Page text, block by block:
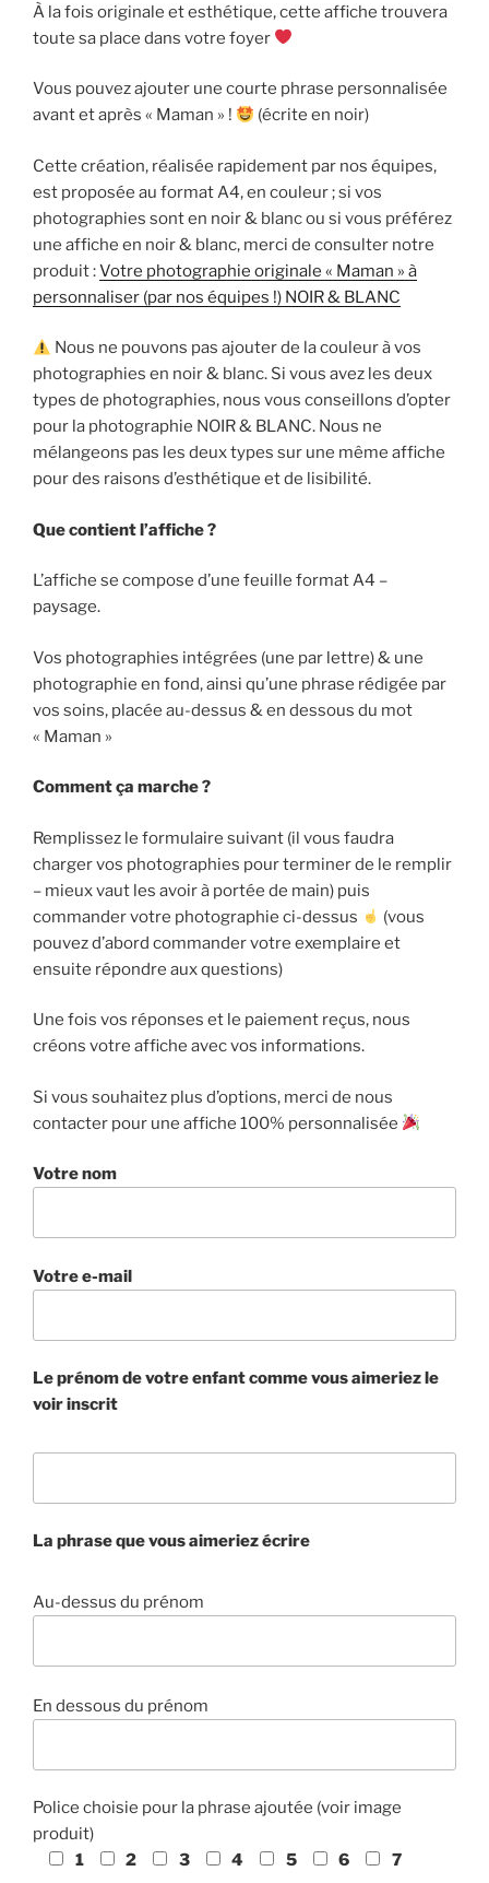
COULEUR
À la fois originale et esthétique, cette affiche trouvera
toute sa place dans votre foyer
Vous pouvez ajouter une courte phrase personnalisée
avant et après « Maman » !
(écrite en noir)
Cette création, réalisée rapidement par nos équipes,
est proposée au format A4, en couleur ; si vos
photographies sont en noir & blanc ou si vous préférez
une affiche en noir & blanc, merci de consulter notre
produit :Votre photographie originale « Maman » à
personnaliser (par nos équipes !) NOIR & BLANC
Nous ne pouvons pas ajouter de la couleur à vos
photographies en noir & blanc. Si vous avez les deux
types de photographies, nous vous conseillons d’opter
pour la photographie NOIR & BLANC. Nous ne
mélangeons pas les deux types sur une même affiche
pour des raisons d’esthétique et de lisibilité.
Que contient l’affiche ?
L’affiche se compose d’une feuille format A4 –
paysage.
Vos photographies intégrées (une par lettre) & une
photographie en fond, ainsi qu’une phrase rédigée par
vos soins, placée au-dessus & en dessous du mot
« Maman »
Comment ça marche ?
Remplissez le formulaire suivant (il vous faudra
charger vos photographies pour terminer de le remplir
– mieux vaut les avoir à portée de main) puis
commander votre photographie ci-dessus
(vous
pouvez d’abord commander votre exemplaire et
ensuite répondre aux questions)
Une fois vos réponses et le paiement reçus, nous
créons votre affiche avec vos informations.
Si vous souhaitez plus d’options, merci de nous
contacter pour une affiche 100% personnalisée
Votre nom
Votre e-mail
Le prénom de votre enfant comme vous aimeriez le
voir inscrit
La phrase que vous aimeriez écrire
Au-dessus du prénom
En dessous du prénom
Police choisie pour la phrase ajoutée (voir image
produit)
1
2 3 4 5 6 7